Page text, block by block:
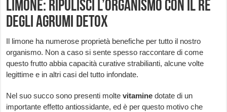
Limone: ripulisci l’organismo con il re
degli agrumi detox
Il limone ha numerose proprietà benefiche per tutto il nostro
organismo. Non a caso si sente spesso raccontare di come
questo frutto abbia capacità curative strabilianti, alcune volte
legittime e in altri casi del tutto infondate.
Nel suo succo sono presenti molte vitaminedotate di un
importante effetto antiossidante, ed è per questo motivo che